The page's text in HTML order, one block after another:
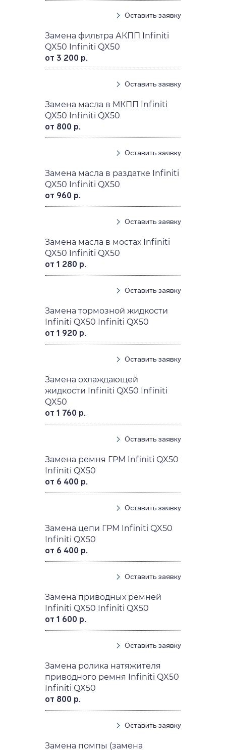
Оставить заявку
Замена фильтра АКПП Infiniti
QX50 Infiniti QX50
от 3 200 р.
Оставить заявку
Замена масла в МКПП Infiniti
QX50 Infiniti QX50
от 800 р.
Оставить заявку
Замена масла в раздатке Infiniti
QX50 Infiniti QX50
от 960 р.
Оставить заявку
Замена масла в мостах Infiniti
QX50 Infiniti QX50
от 1 280 р.
Оставить заявку
Замена тормозной жидкости
Infiniti QX50 Infiniti QX50
от 1 920 р.
Оставить заявку
Замена охлаждающей
жидкости Infiniti QX50 Infiniti
QX50
от 1 760 р.
Оставить заявку
Замена ремня ГРМ Infiniti QX50
Infiniti QX50
от 6 400 р.
Оставить заявку
Замена цепи ГРМ Infiniti QX50
Infiniti QX50
от 6 400 р.
Оставить заявку
Замена приводных ремней
Infiniti QX50 Infiniti QX50
от 1 600 р.
Оставить заявку
Замена ролика натяжителя
приводного ремня Infiniti QX50
Infiniti QX50
от 800 р.
Оставить заявку
Замена помпы (замена